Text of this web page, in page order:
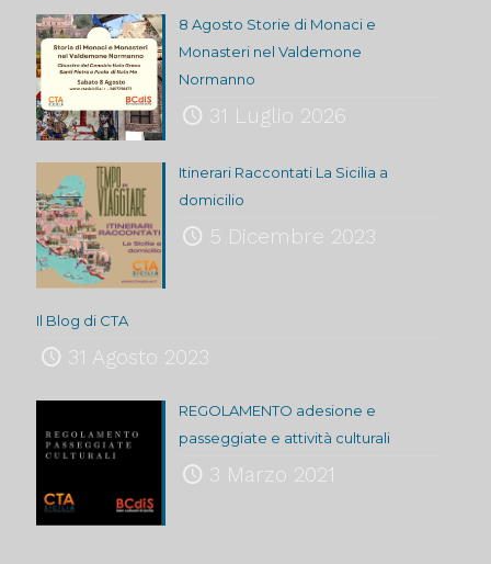
8 Agosto Storie di Monaci e
Monasteri nel Valdemone
Normanno
31 Luglio 2026
Itinerari Raccontati La Sicilia a
domicilio
5 Dicembre 2023
Il Blog di CTA
31 Agosto 2023
REGOLAMENTO adesione e
passeggiate e attività culturali
3 Marzo 2021